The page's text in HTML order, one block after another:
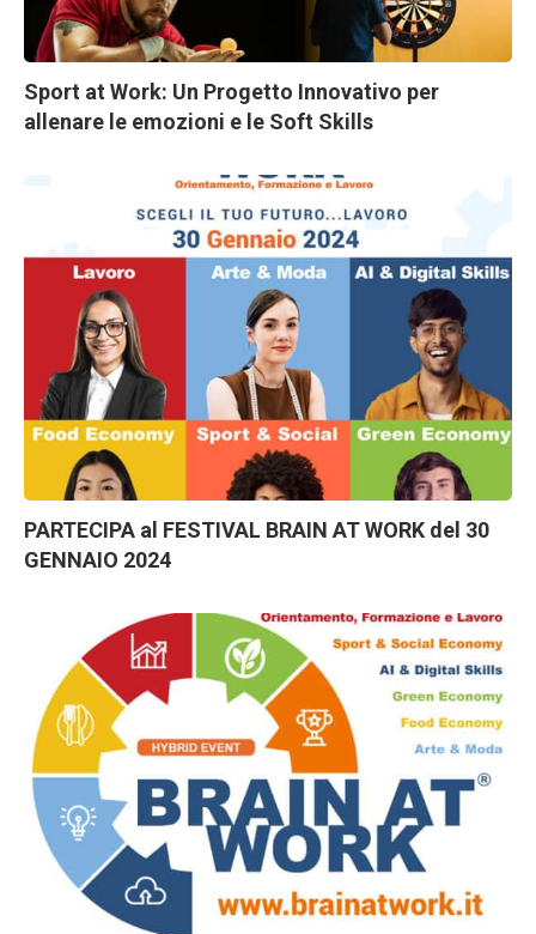
Sport at Work: Un Progetto Innovativo per
allenare le emozioni e le Soft Skills
PARTECIPA al FESTIVAL BRAIN AT WORK del 30
GENNAIO 2024